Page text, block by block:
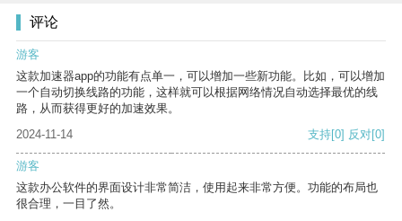
评论
游客
这款加速器app的功能有点单一，可以增加一些新功能。比如，可以增加
一个自动切换线路的功能，这样就可以根据网络情况自动选择最优的线
路，从而获得更好的加速效果。
2024-11-14
支持[0] 反对[0]
游客
这款办公软件的界面设计非常简洁，使用起来非常方便。功能的布局也
很合理，一目了然。